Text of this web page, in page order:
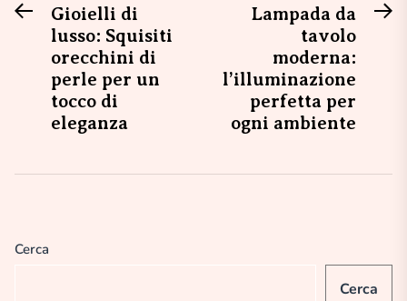
Navigazione
articoli
PreviousGioielli di
lusso: Squisiti
orecchini di
perle per un
tocco di
eleganza
Lampada da
tavolo
moderna:
l’illuminazione
perfetta per
ogni ambiente
Cerca
Cerca